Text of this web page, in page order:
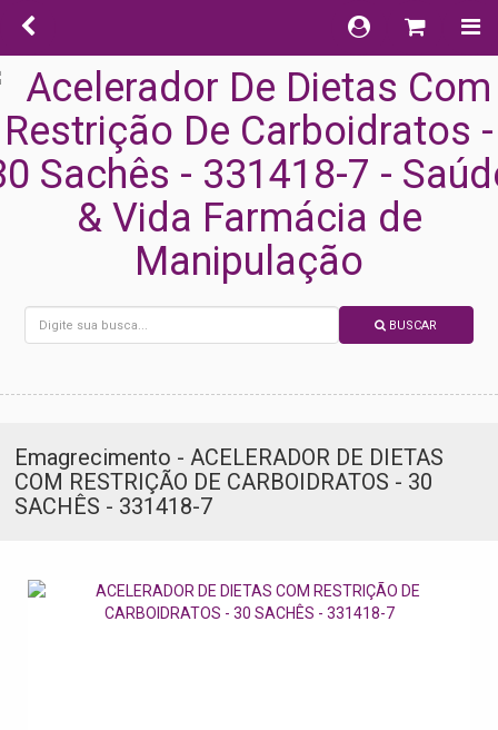
BUSCAR
Emagrecimento - ACELERADOR DE DIETAS
COM RESTRIÇÃO DE CARBOIDRATOS - 30
SACHÊS - 331418-7